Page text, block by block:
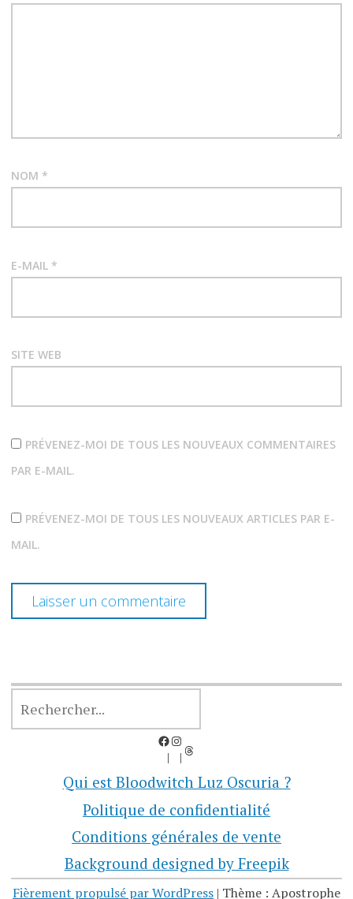
NOM *
E-MAIL *
SITE WEB
PRÉVENEZ-MOI DE TOUS LES NOUVEAUX COMMENTAIRES
PAR E-MAIL.
PRÉVENEZ-MOI DE TOUS LES NOUVEAUX ARTICLES PAR E-
MAIL.
Facebook
Instagram
Threads
Qui est Bloodwitch Luz Oscuria ?
Politique de confidentialité
Conditions générales de vente
Background designed by Freepik
Fièrement propulsé par WordPress | Thème : Apostrophe